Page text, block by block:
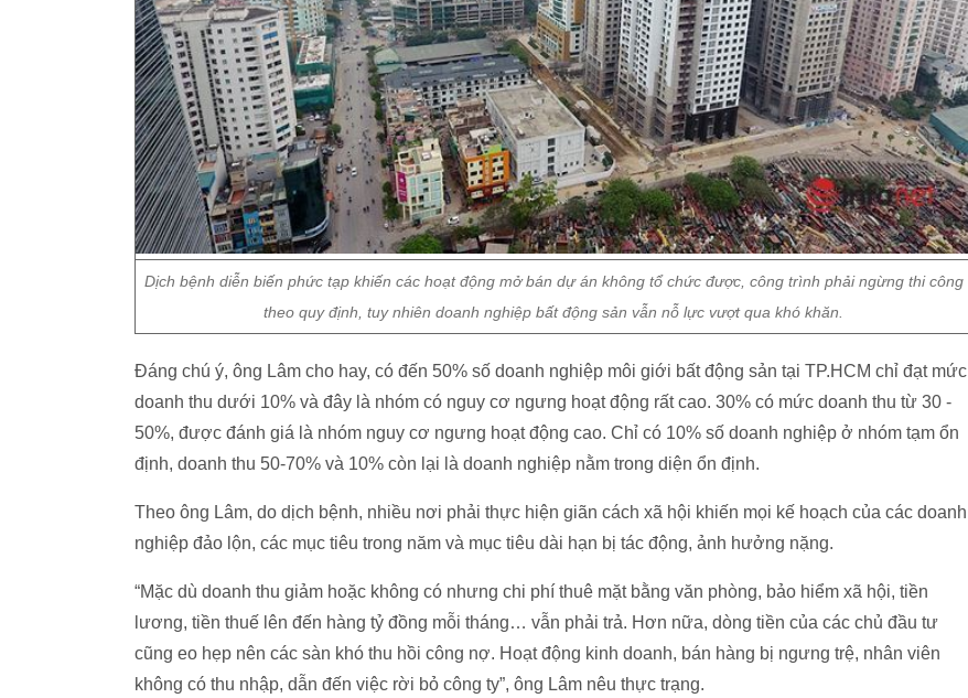
Dịch bệnh diễn biến phức tạp khiến các hoạt động mở bán dự án không tổ chức được, công trình phải ngừng thi công
theo quy định, tuy nhiên doanh nghiệp bất động sản vẫn nỗ lực vượt qua khó khăn.
Đáng chú ý, ông Lâm cho hay, có đến 50% số doanh nghiệp môi giới bất động sản tại TP.HCM chỉ đạt mức
doanh thu dưới 10% và đây là nhóm có nguy cơ ngưng hoạt động rất cao. 30% có mức doanh thu từ 30 -
50%, được đánh giá là nhóm nguy cơ ngưng hoạt động cao. Chỉ có 10% số doanh nghiệp ở nhóm tạm ổn
định, doanh thu 50-70% và 10% còn lại là doanh nghiệp nằm trong diện ổn định.
Theo ông Lâm, do dịch bệnh, nhiều nơi phải thực hiện giãn cách xã hội khiến mọi kế hoạch của các doanh
nghiệp đảo lộn, các mục tiêu trong năm và mục tiêu dài hạn bị tác động, ảnh hưởng nặng.
“Mặc dù doanh thu giảm hoặc không có nhưng chi phí thuê mặt bằng văn phòng, bảo hiểm xã hội, tiền
lương, tiền thuế lên đến hàng tỷ đồng mỗi tháng… vẫn phải trả. Hơn nữa, dòng tiền của các chủ đầu tư
cũng eo hẹp nên các sàn khó thu hồi công nợ. Hoạt động kinh doanh, bán hàng bị ngưng trệ, nhân viên
không có thu nhập, dẫn đến việc rời bỏ công ty”, ông Lâm nêu thực trạng.